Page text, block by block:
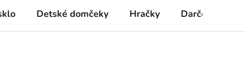
Detské domčeky Hračky Darčeky